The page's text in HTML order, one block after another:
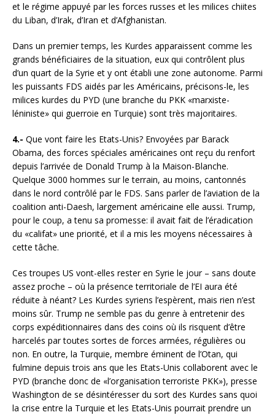
et le régime appuyé par les forces russes et les milices chiites
du Liban, d’Irak, d’Iran et d’Afghanistan.
Dans un premier temps, les Kurdes apparaissent comme les
grands bénéficiaires de la situation, eux qui contrôlent plus
d’un quart de la Syrie et y ont établi une zone autonome. Parmi
les puissants FDS aidés par les Américains, précisons-le, les
milices kurdes du PYD (une branche du PKK «marxiste-
léniniste» qui guerroie en Turquie) sont très majoritaires.
4.- Que vont faire les Etats-Unis? Envoyées par Barack
Obama, des forces spéciales américaines ont reçu du renfort
depuis l’arrivée de Donald Trump à la Maison-Blanche.
Quelque 3000 hommes sur le terrain, au moins, cantonnés
dans le nord contrôlé par le FDS. Sans parler de l’aviation de la
coalition anti-Daesh, largement américaine elle aussi. Trump,
pour le coup, a tenu sa promesse: il avait fait de l’éradication
du «califat» une priorité, et il a mis les moyens nécessaires à
cette tâche.
Ces troupes US vont-elles rester en Syrie le jour – sans doute
assez proche – où la présence territoriale de l’EI aura été
réduite à néant? Les Kurdes syriens l’espèrent, mais rien n’est
moins sûr. Trump ne semble pas du genre à entretenir des
corps expéditionnaires dans des coins où ils risquent d’être
harcelés par toutes sortes de forces armées, régulières ou
non. En outre, la Turquie, membre éminent de l’Otan, qui
fulmine depuis trois ans que les Etats-Unis collaborent avec le
PYD (branche donc de «l’organisation terroriste PKK»), presse
Washington de se désintéresser du sort des Kurdes sans quoi
la crise entre la Turquie et les Etats-Unis pourrait prendre un